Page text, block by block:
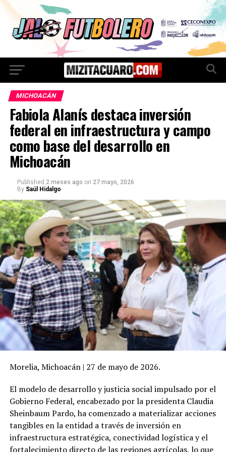
MICHOACÁN
Fabiola Alanís destaca inversión
federal en infraestructura y campo
como base del desarrollo en
Michoacán
Published 2 meses ago on 27 mayo, 2026
By Saúl Hidalgo
Morelia, Michoacán | 27 de mayo de 2026.
El modelo de desarrollo y justicia social impulsado por el
Gobierno Federal, encabezado por la presidenta Claudia
Sheinbaum Pardo, ha comenzado a materializar acciones
tangibles en la entidad a través de inversión en
infraestructura estratégica, conectividad logística y el
fortalecimiento directo de las regiones agrícolas, lo que